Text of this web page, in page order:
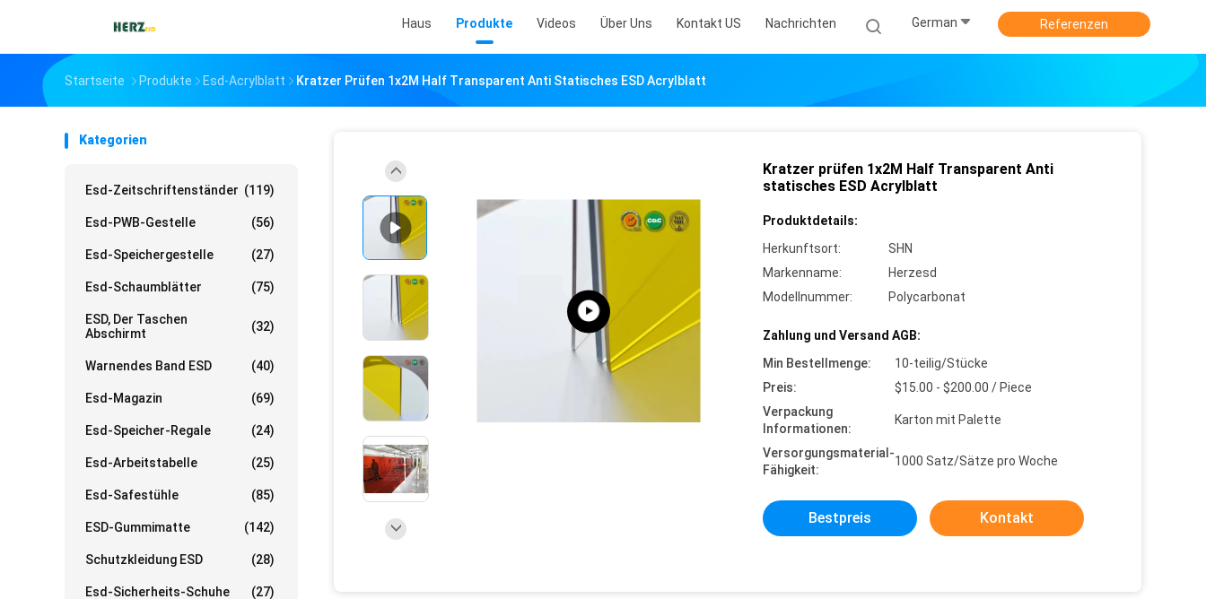
Haus Produkte Videos Über Uns Kontakt US Nachrichten German Referenzen
Startseite Produkte Esd-Acrylblatt Kratzer Prüfen 1x2M Half Transparent Anti Statisches ESD Acrylblatt
Kategorien
Esd-Zeitschriftenständer (119)
Esd-PWB-Gestelle (56)
Esd-Speichergestelle (27)
Esd-Schaumblätter (75)
ESD, Der Taschen
Abschirmt
(32)
Warnendes Band ESD (40)
Esd-Magazin (69)
Esd-Speicher-Regale (24)
Esd-Arbeitstabelle (25)
Esd-Safestühle (85)
ESD-Gummimatte (142)
Schutzkleidung ESD (28)
Esd-Sicherheits-Schuhe (27)
Kratzer prüfen 1x2M Half Transparent Anti
statisches ESD Acrylblatt
Produktdetails:
Herkunftsort:
SHN
Markenname:
Herzesd
Modellnummer:
Polycarbonat
Zahlung und Versand AGB:
Min Bestellmenge:
10-teilig/Stücke
Preis:
$15.00 - $200.00 / Piece
Verpackung
Informationen:
Karton mit Palette
Versorgungsmaterial-
Fähigkeit:
1000 Satz/Sätze pro Woche
Bestpreis Kontakt